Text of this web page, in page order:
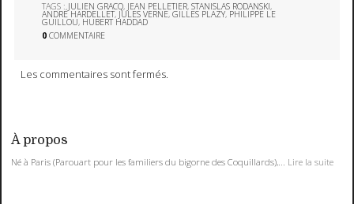
TAGS :JULIEN GRACQ, JEAN PELLETIER,STANISLAS RODANSKI,
ANDRÉ HARDELLET, JULES VERNE,GILLES PLAZY, PHILIPPE LE
GUILLOU, HUBERT HADDAD
0 COMMENTAIRE
Les commentaires sont fermés.
À propos
Né à Paris (Parouart pour les familiers du bigorne des Coquillards),... Lire la suite